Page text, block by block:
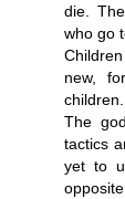
die.
who go
new,
children.
The
tactics
yet to